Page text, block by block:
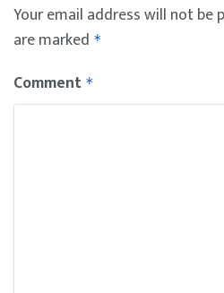
Your email address will not be
are marked *
Comment *